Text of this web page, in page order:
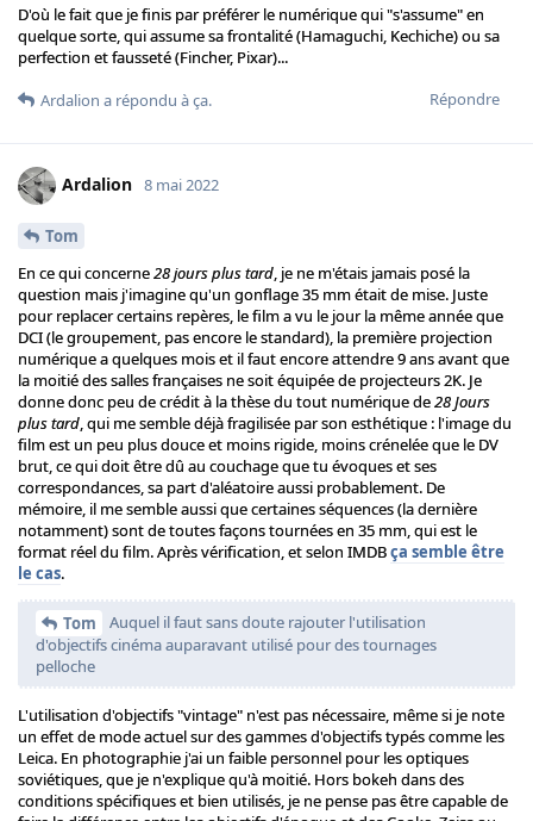
D'où le fait que je finis par préférer le numérique qui "s'assume" en
quelque sorte, qui assume sa frontalité (Hamaguchi, Kechiche) ou sa
perfection et fausseté (Fincher, Pixar)...
Répondre
Ardalion a répondu à ça.
Ardalion 8 mai 2022
Tom
En ce qui concerne28 jours plus tard, je ne m'étais jamais posé la
question mais j'imagine qu'un gonflage 35 mm était de mise. Juste
pour replacer certains repères, le film a vu le jour la même année que
DCI (le groupement, pas encore le standard), la première projection
numérique a quelques mois et il faut encore attendre 9 ans avant que
la moitié des salles françaises ne soit équipée de projecteurs 2K. Je
donne donc peu de crédit à la thèse du tout numérique de28 Jours
plus tard, qui me semble déjà fragilisée par son esthétique : l'image du
film est un peu plus douce et moins rigide, moins crénelée que le DV
brut, ce qui doit être dû au couchage que tu évoques et ses
correspondances, sa part d'aléatoire aussi probablement. De
mémoire, il me semble aussi que certaines séquences (la dernière
notamment) sont de toutes façons tournées en 35 mm, qui est le
format réel du film. Après vérification, et selon IMDBça semble être
le cas.
Tom
Auquel il faut sans doute rajouter l'utilisation
d'objectifs cinéma auparavant utilisé pour des tournages
pelloche
L'utilisation d'objectifs "vintage" n'est pas nécessaire, même si je note
un effet de mode actuel sur des gammes d'objectifs typés comme les
Leica. En photographie j'ai un faible personnel pour les optiques
soviétiques, que je n'explique qu'à moitié. Hors bokeh dans des
conditions spécifiques et bien utilisés, je ne pense pas être capable de